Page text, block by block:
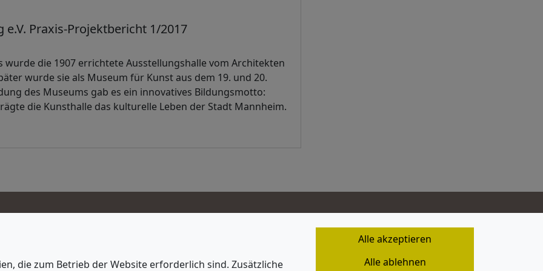
Praxis-Projektbericht 1/2017
wurde die 1907 errichtete Ausstellungshalle vom Architekten
wurde sie als Museum für Kunst aus dem 19. und 20.
des Museums gab es ein innovatives Bildungsmotto:
die Kunsthalle das kulturelle Leben der Stadt Mannheim.
die zum Betrieb der Website erforderlich sind. Zusätzliche
Alle akzeptieren
Alle ablehnen